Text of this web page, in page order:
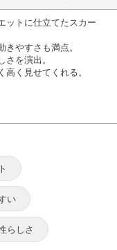
ットに仕立てたスカー
やすさも満点。
を演出。
く見せてくれる。
い
らしさ